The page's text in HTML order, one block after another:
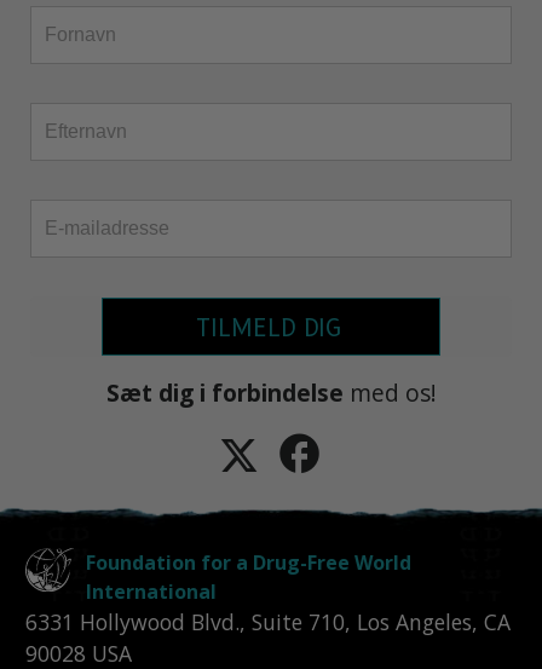
TILMELD DIG
Sæt dig i forbindelse med os!
Foundation for a Drug-Free World
International
6331 Hollywood Blvd., Suite 710, Los Angeles, CA
90028 USA